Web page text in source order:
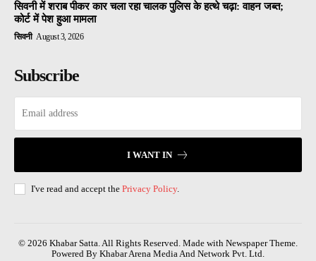
सिवनी में शराब पीकर कार चला रहा चालक पुलिस के हत्थे चढ़ा: वाहन जब्त;
कोर्ट में पेश हुआ मामला
सिवनी August 3, 2026
Subscribe
I WANT IN
I've read and accept the Privacy Policy.
© 2026 Khabar Satta. All Rights Reserved. Made with Newspaper Theme.
Powered By Khabar Arena Media And Network Pvt. Ltd.